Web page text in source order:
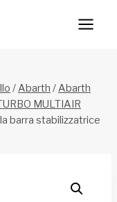
/Abarth /Abarth
MULTIAIR
barra stabilizzatrice